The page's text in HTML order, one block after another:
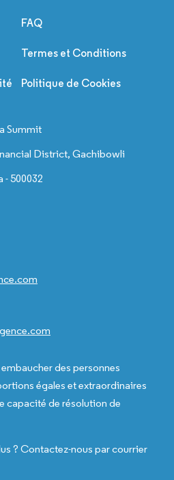
FAQ
Termes et Conditions
Politique de Cookies
Summit
District, Gachibowli
- 500032
des personnes
égales et extraordinaires
capacité de résolution de
? Contactez-nous par courrier